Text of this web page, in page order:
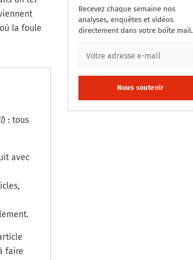
la foule
) : tous
avec
faire
Recevez chaque semaine nos
analyses, enquêtes et vidéos
directement dans votre boîte mail.
Nous soutenir